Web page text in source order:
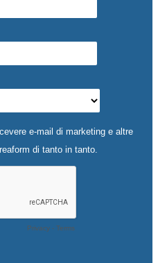
e-mail di marketing e altre
di tanto in tanto.
Privacy - Terms